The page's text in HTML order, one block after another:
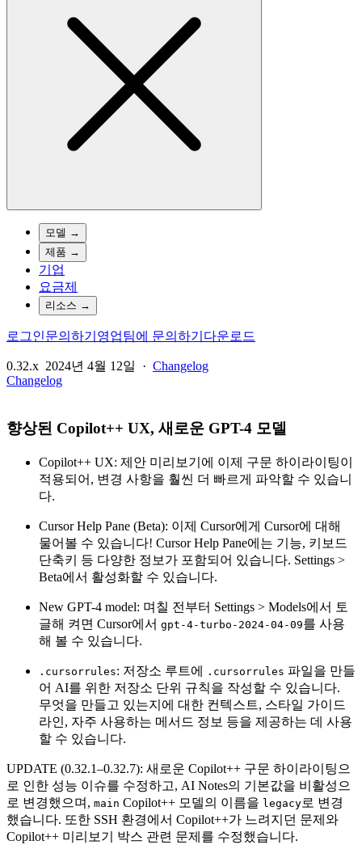
모델 →
제품 →
기업
요금제
리소스 →
로그인문의하기 영업팀에 문의하기 다운로드
0.32.x 2024년 4월 12일 · Changelog
Changelog
향상된 Copilot++ UX, 새로운 GPT-4 모델
Copilot++ UX: 제안 미리보기에 이제 구문 하이라이팅이
적용되어, 변경 사항을 훨씬 더 빠르게 파악할 수 있습니
다.
Cursor Help Pane (Beta): 이제 Cursor에게 Cursor에 대해
물어볼 수 있습니다! Cursor Help Pane에는 기능, 키보드
단축키 등 다양한 정보가 포함되어 있습니다. Settings >
Beta에서 활성화할 수 있습니다.
New GPT-4 model: 며칠 전부터 Settings > Models에서 토
글해 켜면 Cursor에서 gpt-4-turbo-2024-04-09를 사용
해 볼 수 있습니다.
.cursorrules: 저장소 루트에 .cursorrules 파일을 만들
어 AI를 위한 저장소 단위 규칙을 작성할 수 있습니다.
무엇을 만들고 있는지에 대한 컨텍스트, 스타일 가이드
라인, 자주 사용하는 메서드 정보 등을 제공하는 데 사용
할 수 있습니다.
UPDATE (0.32.1–0.32.7): 새로운 Copilot++ 구문 하이라이팅으
로 인한 성능 이슈를 수정하고, AI Notes의 기본값을 비활성으
로 변경했으며, main Copilot++ 모델의 이름을 legacy로 변경
했습니다. 또한 SSH 환경에서 Copilot++가 느려지던 문제와
Copilot++ 미리보기 박스 관련 문제를 수정했습니다.